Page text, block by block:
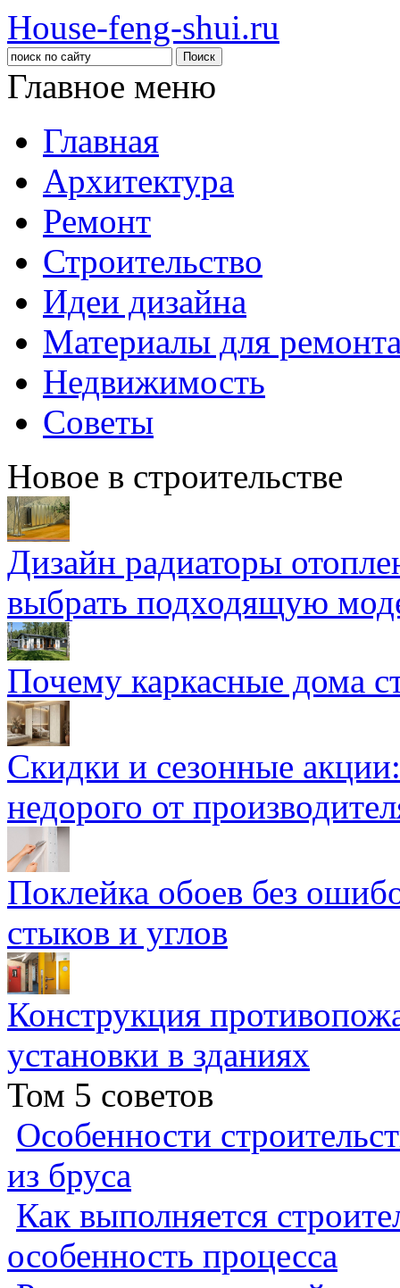
House-feng-shui.ru
Главное меню
Главная
Архитектура
Ремонт
Строительство
Идеи дизайна
Материалы для
Недвижимость
Советы
Новое в строительстве
Дизайн радиаторы
выбрать подходящую
Почему каркасные дома
Скидки и сезонные
недорого от
Поклейка обоев без
стыков и углов
Конструкция
установки в зданиях
Том 5 советов
Особенности
из бруса
Как выполняется
особенность процесса